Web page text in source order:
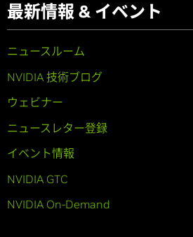
最新情報 & イベント
ニュースルーム
NVIDIA 技術ブログ
ウェビナー
ニュースレター登録
イベント情報
NVIDIA GTC
NVIDIA On-Demand